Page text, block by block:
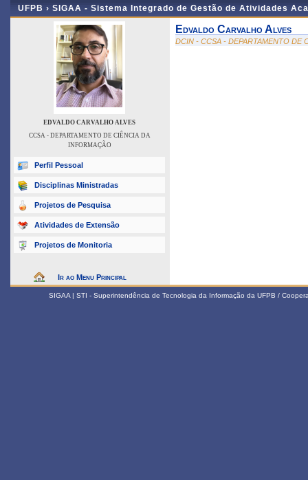
UFPB › SIGAA - Sistema Integrado de Gestão de Atividades
EDVALDO CARVALHO ALVES
CCSA - DEPARTAMENTO DE CIÊNCIA DA
INFORMAÇÃO
Perfil Pessoal
Disciplinas Ministradas
Projetos de Pesquisa
Atividades de Extensão
Projetos de Monitoria
Ir ao Menu Principal
Edvaldo Carvalho Alves
DCIN - CCSA - DEPARTAMENTO DE
SIGAA | STI - Superintendência de Tecnologia da Informação da UFPB /